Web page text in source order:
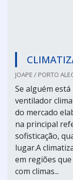
JOAPE / PORTO
Se alguém
ventilador
do mercado
na principal
sofisticação,
lugar.A
em regiões
com climas...